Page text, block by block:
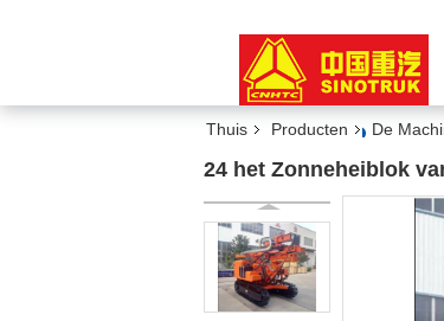
Thuis Producten De
24 het Zonneheiblok